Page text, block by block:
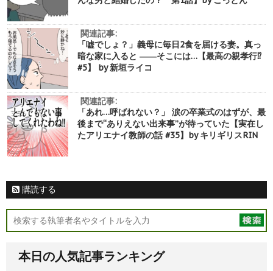
関連記事:
「嘘でしょ？」義母に毎日2食を届ける妻。真っ
暗な家に入ると ――そこには…【最高の親孝行⁉︎
#5】 by 新垣ライコ
関連記事:
「あれ…呼ばれない？」 涙の卒業式のはずが、最
後まで“ありえない出来事”が待っていた【実在し
たアリエナイ教師の話 #35】by キリギリスRIN
購読する
本日の人気記事ランキング